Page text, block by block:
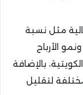
مثل نسبة
الأرباح
بالإضافة
لتقليل